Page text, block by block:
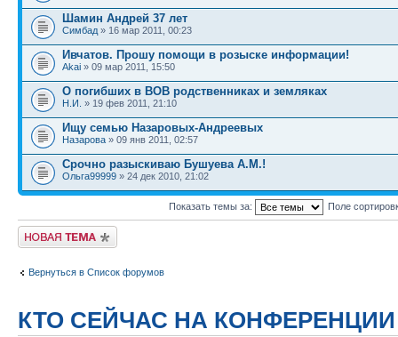
Шамин Андрей 37 лет
Симбад » 16 мар 2011, 00:23
Ивчатов. Прошу помощи в розыске информации!
Akai » 09 мар 2011, 15:50
О погибших в ВОВ родственниках и земляках
Н.И. » 19 фев 2011, 21:10
Ищу семью Назаровых-Андреевых
Назарова » 09 янв 2011, 02:57
Срочно разыскиваю Бушуева А.М.!
Ольга99999 » 24 дек 2010, 21:02
Показать темы за: Поле
Новая тема
Вернуться в Список форумов
КТО СЕЙЧАС НА КОНФЕРЕНЦИИ